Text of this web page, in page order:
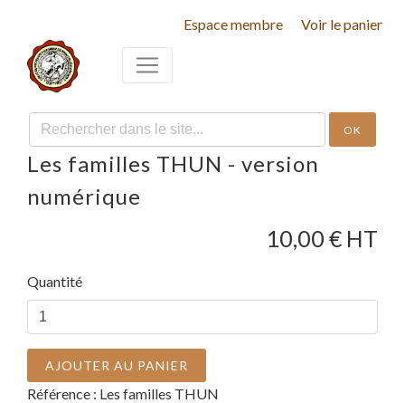
Espace membre Voir le panier
OK
Les familles THUN - version
numérique
10,00 € HT
Quantité
AJOUTER AU PANIER
Référence : Les familles THUN